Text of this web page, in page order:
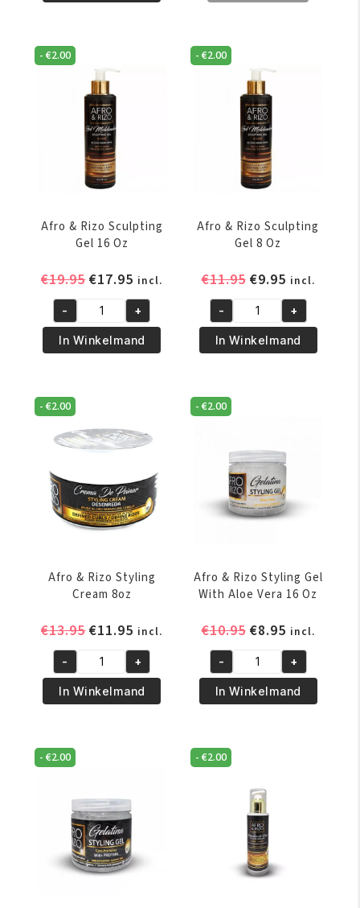
Rizo
In
8
aantal
Rizo
Mousse
5
aantal
-€2.00
Afro & Rizo Sculpting
Gel 16 Oz
€19.95Oorspronkelijke
was:
€19.95.
€17.95 Huidige
prijs
is:
€17.95.
incl.
Afro
&
Rizo
Gel
16
Oz
aantal
- +
In Winkelmand
-€2.00
Afro & Rizo Sculpting
Gel 8 Oz
€11.95 Oorspronkelijke
was:
€11.95.
€9.95Huidige
prijs
is:
€9.95.
incl.
Afro
&
Rizo
Gel
8
aantal
- +
In Winkelmand
-€2.00
Afro & Rizo Styling
Cream 8oz
€13.95Oorspronkelijke
was:
€13.95.
€11.95 Huidige
prijs
is:
€11.95.
incl.
Afro
&
Rizo
Cream
8oz
- +
In Winkelmand
-€2.00
Afro & Rizo Styling Gel
With Aloe Vera 16 Oz
€10.95 Oorspronkelijke
was:
€10.95.
€8.95Huidige
prijs
is:
€8.95.
incl.
Afro
&
Rizo
Gel
With
aantal
- +
In Winkelmand
-€2.00 -€2.00